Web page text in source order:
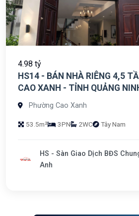
4.98 tỷ
HS14 - BÁN NHÀ RIÊNG 4,5
CAO XANH - TỈNH QUẢNG
Phường Cao Xanh
53.5m² 3PN 2WC Tây Nam
HS - Sàn Giao Dịch BĐS
Anh